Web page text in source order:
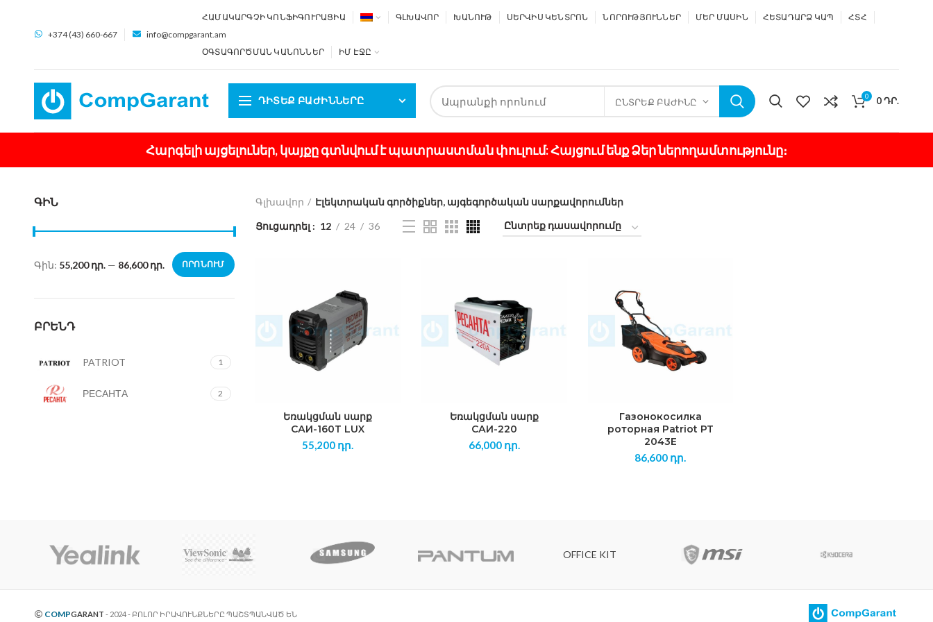
+374 (43) 660-667 info@compgarant.am
ՀԱՄԱԿԱՐԳՉԻ ԿՈՆՖԻԳՈՒՐԱՑԻԱ ԳԼԽԱՎՈՐ ԽԱՆՈՒԹ ՍԵՐՎԻՍ ԿԵՆՏՐՈՆ ՆՈՐՈՒԹՅՈՒՆՆԵՐ ՄԵՐ ՄԱՍԻՆ ՀԵՏԱԴԱՐՁ ԿԱՊ ՀՏՀ
ՕԳՏԱԳՈՐԾՄԱՆ ԿԱՆՈՆՆԵՐ ԻՄ ԷՋԸ
ԴԻՏԵՔ ԲԱԺԻՆՆԵՐԸ ԸՆՏՐԵՔ ԲԱԺԻՆԸ
0 0ԴՐ.
Հարգելի այցելուներ, կայքը գտնվում է պատրաստման փուլում: Հայցում ենք Ձեր ներողամտությունը։
ԳԻՆ
ՈՐՈՆՈՒՄ
Գին: 55,200 դր.— 86,600 դր.
ԲՐԵՆԴ
PATRIOT 1
РЕСАНТА 2
Գլխավոր Էլեկտրական գործիքներ, այգեգործական սարքավորումներ
Ցուցադրել 12 24 36
Եռակցման սարք
САИ-160Т LUX
55,200 դր.
Եռակցման սարք
САИ-220
66,000 դր.
Газонокосилка
роторная Patriot PT
2043E
86,600 դր.
OFFICE KIT
COMPGARANT - 2024 - ԲՈԼՈՐ ԻՐԱՎՈՒՆՔՆԵՐԸ ՊԱՇՏՊԱՆՎԱԾ ԵՆ